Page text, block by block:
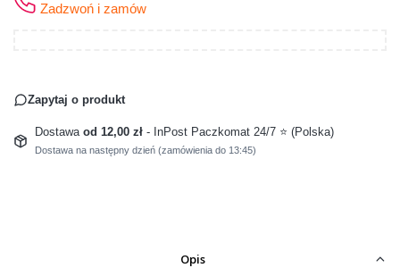
Zadzwoń i zamów
Zapytaj o produkt
Dostawa od 12,00 zł - InPost Paczkomat 24/7 ⭐ (Polska)
Dostawa na następny dzień (zamówienia do 13:45)
Opis